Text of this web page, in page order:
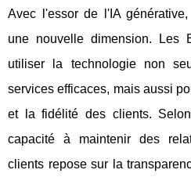
Avec l'essor de l'IA
une nouvelle dimension. Les
utiliser la technologie non
services efficaces, mais aussi
et la fidélité des clients.
capacité à maintenir des
clients repose sur la